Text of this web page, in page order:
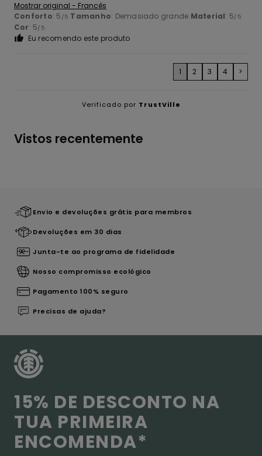
Mostrar original - Francês
Conforto: 5 /5 Tamanho: Demasiado grande Material: 5/5
Cor: 5/5
Eu recomendo este produto
1 2 3 4 >
Verificado por TrustVille
Vistos recentemente
Envio e devoluções grátis para membros
Devoluções em 30 dias
Junta-te ao programa de fidelidade
Nosso compromisso ecológico
Pagamento 100% seguro
Precisas de ajuda?
15% DE DESCONTO NA
TUA PRIMEIRA
ENCOMENDA*